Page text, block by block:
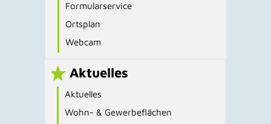
Formularservice
Ortsplan
Webcam
Aktuelles
Aktuelles
Wohn- & Gewerbeflächen